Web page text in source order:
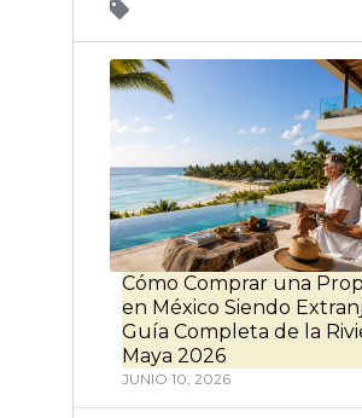
Cómo Comprar una
en México Siendo
Guía Completa de la
Maya 2026
JUNIO 10, 2026